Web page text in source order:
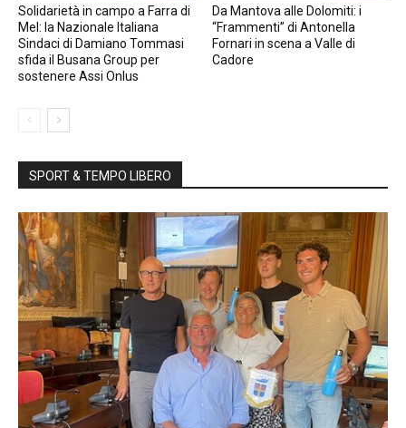
Solidarietà in campo a Farra di
Mel: la Nazionale Italiana
Sindaci di Damiano Tommasi
sfida il Busana Group per
sostenere Assi Onlus
Da Mantova alle Dolomiti: i
“Frammenti” di Antonella
Fornari in scena a Valle di
Cadore
SPORT & TEMPO LIBERO